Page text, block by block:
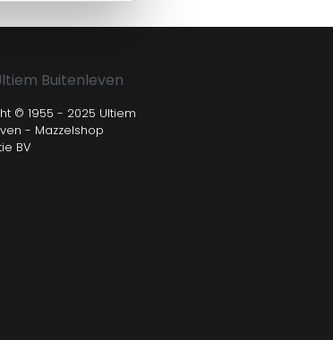
© 1955 - 2025 Ultiem
- Mazzelshop
BV